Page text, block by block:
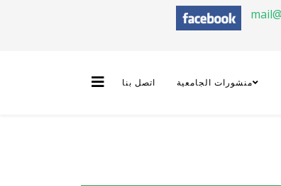
منشورات الجامعية اتصل بنا